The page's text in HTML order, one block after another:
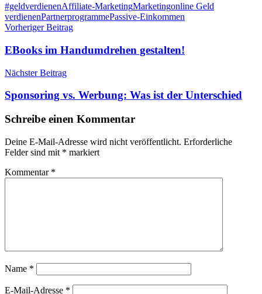
Schlagwörter
#geldverdienenAffiliate-MarketingMarketingonline Geld
verdienenPartnerprogrammePassive-Einkommen
Beitragsnavigation
Vorheriger Beitrag
EBooks im Handumdrehen gestalten!
Nächster Beitrag
Sponsoring vs. Werbung: Was ist der Unterschied
Schreibe einen Kommentar
Deine E-Mail-Adresse wird nicht veröffentlicht. Erforderliche
Felder sind mit * markiert
Kommentar *
Name *
E-Mail-Adresse *